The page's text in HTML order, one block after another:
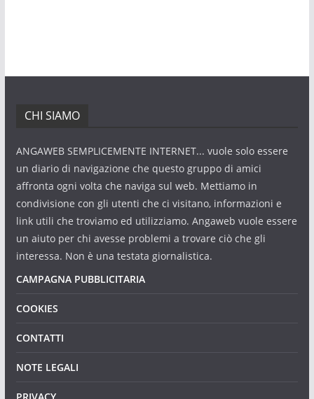
CHI SIAMO
ANGAWEB SEMPLICEMENTE INTERNET... vuole solo essere
un diario di navigazione che questo gruppo di amici
affronta ogni volta che naviga sul web. Mettiamo in
condivisione con gli utenti che ci visitano, informazioni e
link utili che troviamo ed utilizziamo. Angaweb vuole essere
un aiuto per chi avesse problemi a trovare ciò che gli
interessa. Non è una testata giornalistica.
CAMPAGNA PUBBLICITARIA
COOKIES
CONTATTI
NOTE LEGALI